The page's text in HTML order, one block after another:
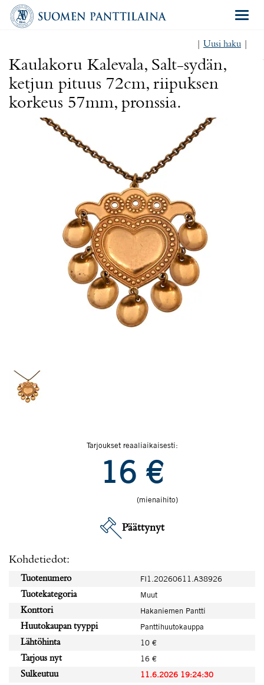
Uusi haku
Kaulakoru Kalevala, Salt-sydän,
ketjun pituus 72cm, riipuksen
korkeus 57mm, pronssia.
Tarjoukset reaaliaikaisesti:
16 €
(mienaihito)
Päättynyt
Kohdetiedot:
Tuotenumero
FI1.20260611.A38926
Tuotekategoria
Muut
Konttori
Hakaniemen Pantti
Huutokaupan tyyppi
Panttihuutokauppa
Lähtöhinta
10 €
Tarjous nyt
16 €
Sulkeutuu
11.6.2026 19:24:30